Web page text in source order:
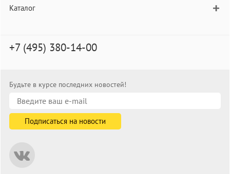
Каталог
+7 (495) 380-14-00
Будьте в курсе последних новостей!